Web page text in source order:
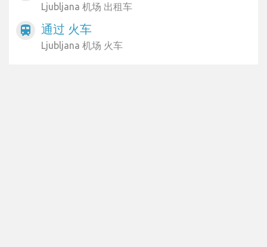
Ljubljana 机场 出租车
train 通过 火车
Ljubljana 机场 火车